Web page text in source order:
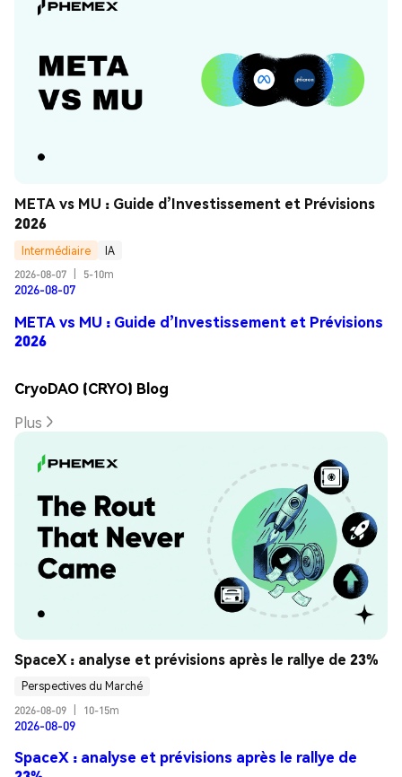
META vs MU : Guide d’Investissement et Prévisions
2026
Intermédiaire
IA
2026-08-07
5-10m
2026-08-07
META vs MU : Guide d’Investissement et Prévisions
2026
CryoDAO (CRYO) Blog
Plus
SpaceX : analyse et prévisions après le rallye de 23%
Perspectives du Marché
2026-08-09
10-15m
2026-08-09
SpaceX : analyse et prévisions après le rallye de